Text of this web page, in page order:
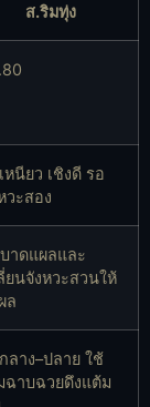
ส.ริมทุ่ง
หนียว เชิงดี รอ
วะสอง
าดแผลและ
ยนจังหวะสวนให้
ล
ลาง–ปลาย ใช้
ฉาบฉวยดึงแต้ม